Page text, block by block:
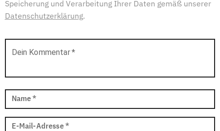
Speicherung und Verarbeitung Ihrer Daten gemäß unserer
Datenschutzerklärung.
Dein Kommentar*
Name *
E-Mail-Adresse *